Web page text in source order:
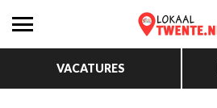
VACATURES